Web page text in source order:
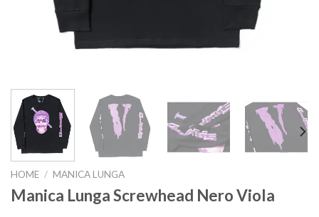
HOME / MANICA LUNGA
Manica Lunga Screwhead Nero Viola